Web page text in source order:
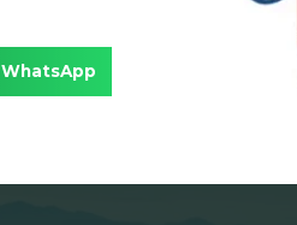
WhatsApp